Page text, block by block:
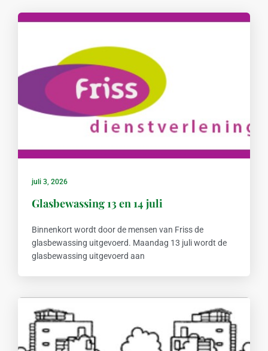
juli 3, 2026
Glasbewassing 13 en 14 juli
Binnenkort wordt door de mensen van Friss de
glasbewassing uitgevoerd. Maandag 13 juli wordt de
glasbewassing uitgevoerd aan